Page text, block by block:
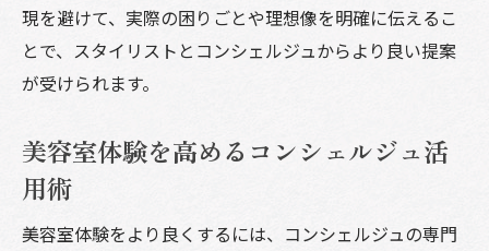
美容室体験を変えるカウンセリングの極意
美容室で大切なカウンセリングの進め方
美容室コンシェルジュが重視する聞き取り
美容室体験の質を高めるカウンセリング活
美容室で理想を伝えるためのコツ
現を避けて、実際の困りごとや理想像を明確に伝えるこ
とで、スタイリストとコンシェルジュからより良い提案
が受けられます。
美容室体験を高めるコンシェルジュ活
用術
美容室体験をより良くするには、コンシェルジュの専門